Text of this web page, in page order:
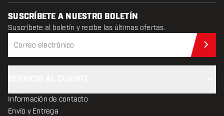
SUSCRÍBETE A NUESTRO BOLETÍN
Suscríbete al boletín y recibe las últimas ofertas.
Información de contacto
Envío y Entrega